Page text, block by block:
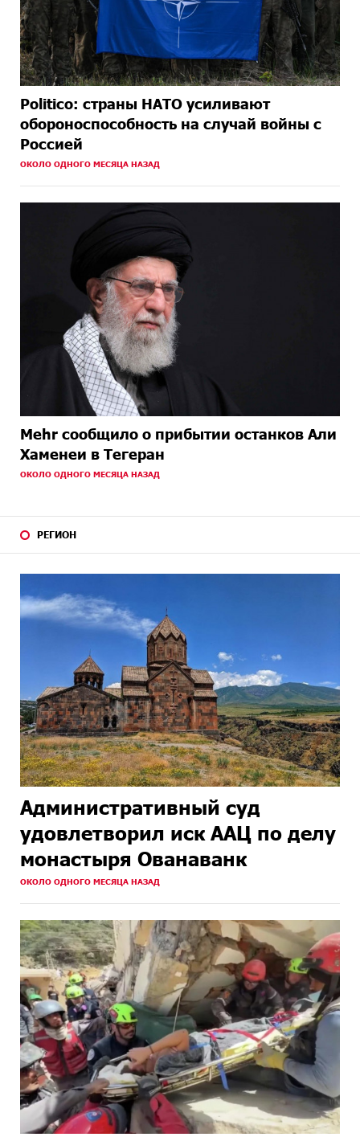
Politico: страны НАТО усиливают
обороноспособность на случай войны с
Россией
ОКОЛО ОДНОГО МЕСЯЦА НАЗАД
Mehr сообщило о прибытии останков Али
Хаменеи в Тегеран
ОКОЛО ОДНОГО МЕСЯЦА НАЗАД
РЕГИОН
Административный суд
удовлетворил иск ААЦ по делу
монастыря Ованаванк
ОКОЛО ОДНОГО МЕСЯЦА НАЗАД